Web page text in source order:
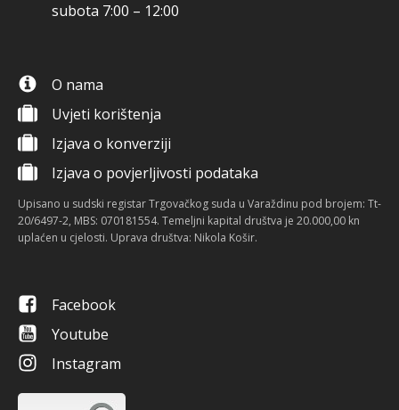
subota 7:00 – 12:00
O nama
Uvjeti korištenja
Izjava o konverziji
Izjava o povjerljivosti podataka
Upisano u sudski registar Trgovačkog suda u Varaždinu pod brojem: Tt-
20/6497-2, MBS: 070181554. Temeljni kapital društva je 20.000,00 kn
uplaćen u cjelosti. Uprava društva: Nikola Košir.
Facebook
Youtube
Instagram